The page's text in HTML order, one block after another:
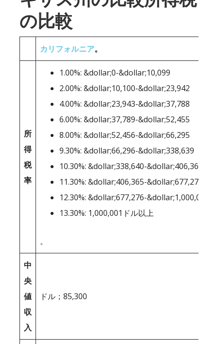
の比較
カリフォルニア。
所
得
税
率
1.00%: &dollar;0-&dollar;10,099
2.00%: &dollar;10,100-&dollar;23,942
4.00%: &dollar;23,943-&dollar;37,788
6.00%: &dollar;37,789-&dollar;52,455
8.00%: &dollar;52,456-&dollar;66,295
9.30%: &dollar;66,296-&dollar;338,639
10.30%: &dollar;338,640-&dollar;406,364
11.30%: &dollar;406,365-&dollar;677,275
12.30%: &dollar;677,276-&dollar;1,000,000
13.30%: 1,000,001ドル以上
。
中
央
値
収
入
ドル；85,300